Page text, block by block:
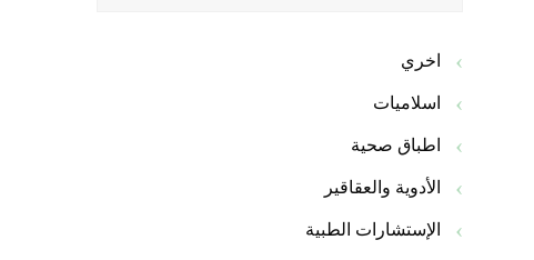
اخري
اسلاميات
اطباق صحية
الأدوية والعقاقير
الإستشارات الطبية